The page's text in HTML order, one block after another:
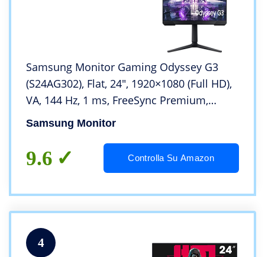
Samsung Monitor Gaming Odyssey G3
(S24AG302), Flat, 24″, 1920×1080 (Full HD),
VA, 144 Hz, 1 ms, FreeSync Premium,
HDMI, Display Port, Ingresso Audio, HAS,
Pivot, Flicker Free, Eye Saver Mode
Samsung Monitor
9.6 Controlla Su Amazon
4